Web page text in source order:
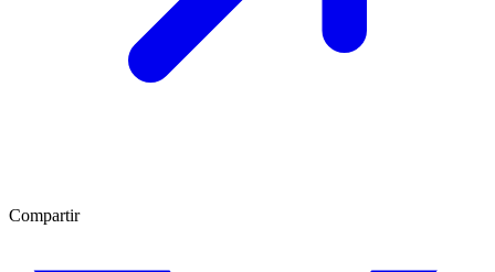
Compartir